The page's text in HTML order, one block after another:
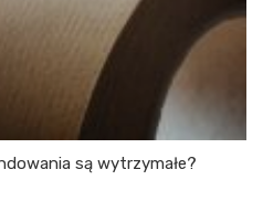
są wytrzymałe?